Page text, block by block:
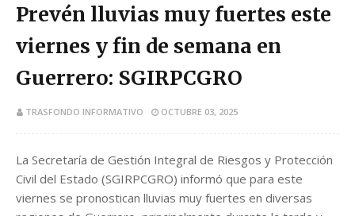
Prevén lluvias muy fuertes este
viernes y fin de semana en
Guerrero: SGIRPCGRO
TRASFONDO INFORMATIVO OCTUBRE 03, 2025
La Secretaría de Gestión Integral de Riesgos y Protección
Civil del Estado (SGIRPCGRO) informó que para este
viernes se pronostican lluvias muy fuertes en diversas